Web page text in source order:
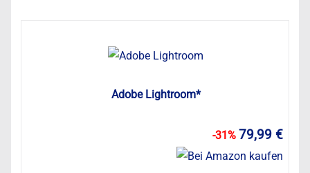
Adobe Lightroom*
-31% 79,99 €